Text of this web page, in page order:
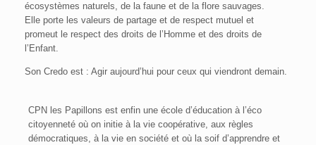
écosystèmes naturels, de la faune et de la flore sauvages.
Elle porte les valeurs de partage et de respect mutuel et
promeut le respect des droits de l’Homme et des droits de
l’Enfant.
Son Credo est : Agir aujourd’hui pour ceux qui viendront demain.
CPN les Papillons est enfin une école d’éducation à l’éco
citoyenneté où on initie à la vie coopérative, aux règles
démocratiques, à la vie en société et où la soif d’apprendre et